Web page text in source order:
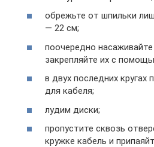
обрежьте от шпильки
— 22 см;
поочередно насаживайте
закрепляйте их с
в двух последних кругах
для кабеля;
лудим диски;
пропустите сквозь
кружке кабель и